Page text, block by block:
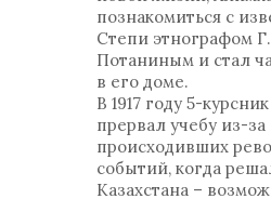
познакомиться с
Степи этнографом
Потаниным и стал
в его доме.
В 1917 году 5-
прервал учебу из-за
происходивших
событий, когда
Казахстана –